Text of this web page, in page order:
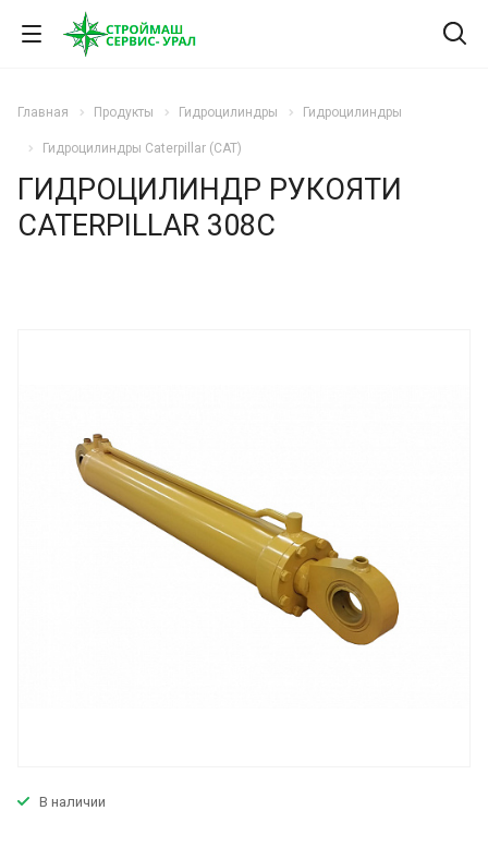
Главная Продукты Гидроцилиндры Гидроцилиндры
Гидроцилиндры Caterpillar (CAT)
ГИДРОЦИЛИНДР РУКОЯТИ
CATERPILLAR 308C
В наличии